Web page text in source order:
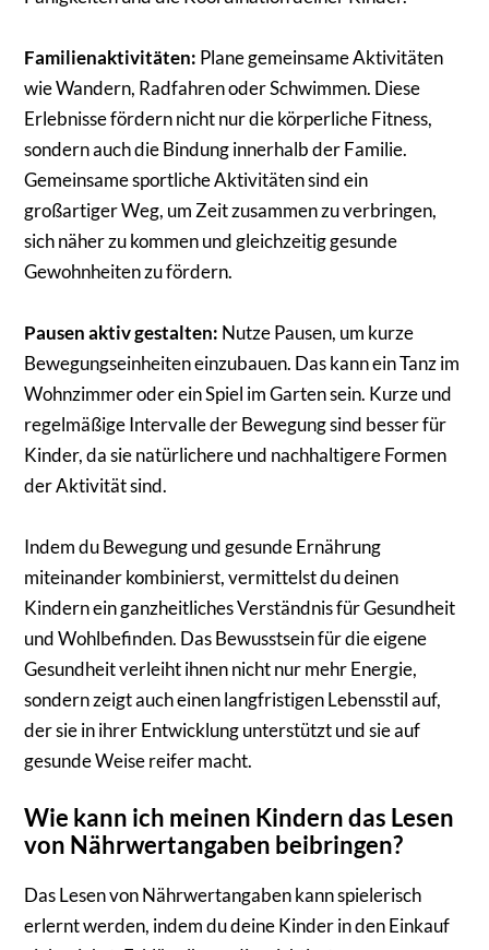
Familienaktivitäten: Plane gemeinsame Aktivitäten
wie Wandern, Radfahren oder Schwimmen. Diese
Erlebnisse fördern nicht nur die körperliche Fitness,
sondern auch die Bindung innerhalb der Familie.
Gemeinsame sportliche Aktivitäten sind ein
großartiger Weg, um Zeit zusammen zu verbringen,
sich näher zu kommen und gleichzeitig gesunde
Gewohnheiten zu fördern.
Pausen aktiv gestalten: Nutze Pausen, um kurze
Bewegungseinheiten einzubauen. Das kann ein Tanz im
Wohnzimmer oder ein Spiel im Garten sein. Kurze und
regelmäßige Intervalle der Bewegung sind besser für
Kinder, da sie natürlichere und nachhaltigere Formen
der Aktivität sind.
Indem du Bewegung und gesunde Ernährung
miteinander kombinierst, vermittelst du deinen
Kindern ein ganzheitliches Verständnis für Gesundheit
und Wohlbefinden. Das Bewusstsein für die eigene
Gesundheit verleiht ihnen nicht nur mehr Energie,
sondern zeigt auch einen langfristigen Lebensstil auf,
der sie in ihrer Entwicklung unterstützt und sie auf
gesunde Weise reifer macht.
Wie kann ich meinen Kindern das Lesen
von Nährwertangaben beibringen?
Das Lesen von Nährwertangaben kann spielerisch
erlernt werden, indem du deine Kinder in den Einkauf